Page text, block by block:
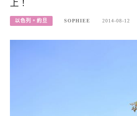
上！
以色列。約旦 SOPHIEE 2014-08-12